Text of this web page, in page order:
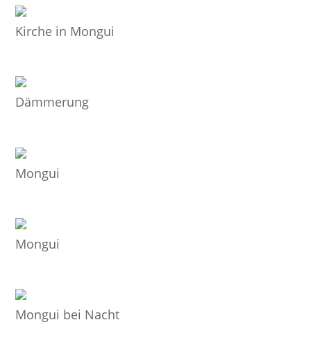
Kirche in Mongui
Dämmerung
Mongui
Mongui
Mongui bei Nacht